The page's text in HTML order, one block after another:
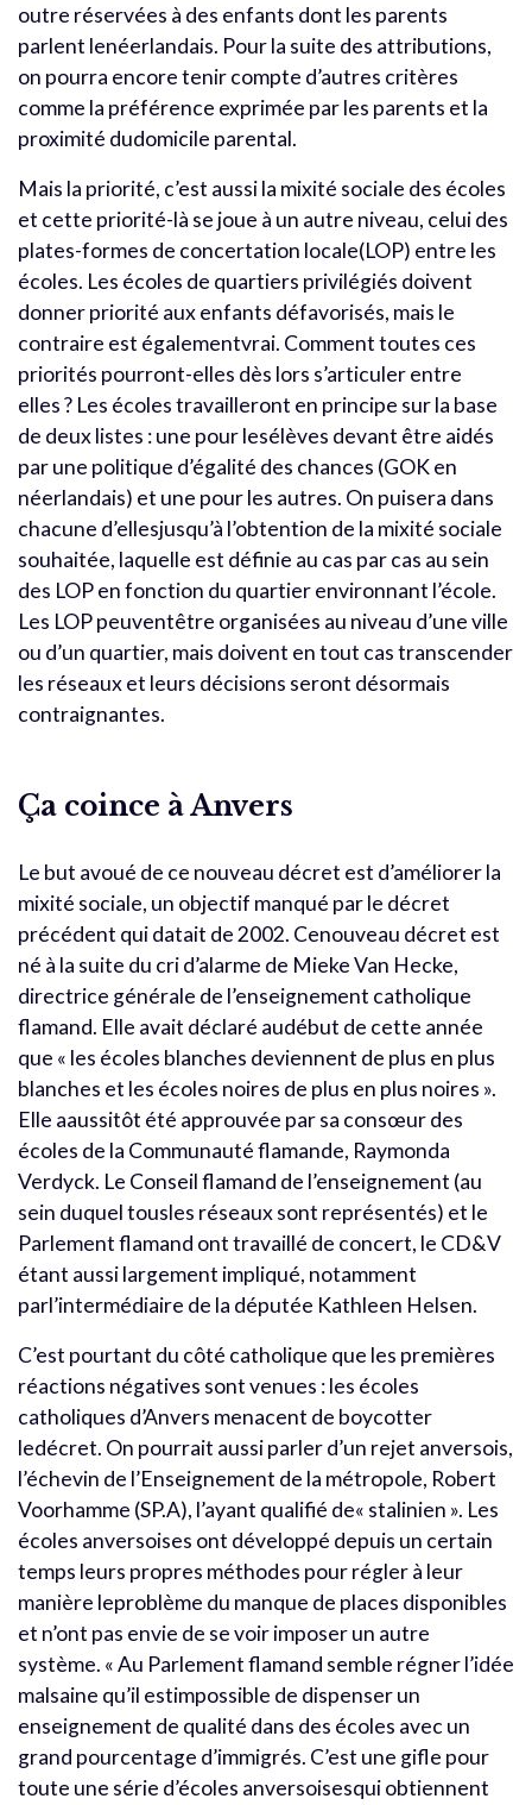
outre réservées à des enfants dont les parents
parlent lenéerlandais. Pour la suite des attributions,
on pourra encore tenir compte d’autres critères
comme la préférence exprimée par les parents et la
proximité dudomicile parental.
Mais la priorité, c’est aussi la mixité sociale des écoles
et cette priorité-là se joue à un autre niveau, celui des
plates-formes de concertation locale(LOP) entre les
écoles. Les écoles de quartiers privilégiés doivent
donner priorité aux enfants défavorisés, mais le
contraire est égalementvrai. Comment toutes ces
priorités pourront-elles dès lors s’articuler entre
elles ? Les écoles travailleront en principe sur la base
de deux listes : une pour lesélèves devant être aidés
par une politique d’égalité des chances (GOK en
néerlandais) et une pour les autres. On puisera dans
chacune d’ellesjusqu’à l’obtention de la mixité sociale
souhaitée, laquelle est définie au cas par cas au sein
des LOP en fonction du quartier environnant l’école.
Les LOP peuventêtre organisées au niveau d’une ville
ou d’un quartier, mais doivent en tout cas transcender
les réseaux et leurs décisions seront désormais
contraignantes.
Ça coince à Anvers
Le but avoué de ce nouveau décret est d’améliorer la
mixité sociale, un objectif manqué par le décret
précédent qui datait de 2002. Cenouveau décret est
né à la suite du cri d’alarme de Mieke Van Hecke,
directrice générale de l’enseignement catholique
flamand. Elle avait déclaré audébut de cette année
que « les écoles blanches deviennent de plus en plus
blanches et les écoles noires de plus en plus noires ».
Elle aaussitôt été approuvée par sa consœur des
écoles de la Communauté flamande, Raymonda
Verdyck. Le Conseil flamand de l’enseignement (au
sein duquel tousles réseaux sont représentés) et le
Parlement flamand ont travaillé de concert, le CD&V
étant aussi largement impliqué, notamment
parl’intermédiaire de la députée Kathleen Helsen.
C’est pourtant du côté catholique que les premières
réactions négatives sont venues : les écoles
catholiques d’Anvers menacent de boycotter
ledécret. On pourrait aussi parler d’un rejet anversois,
l’échevin de l’Enseignement de la métropole, Robert
Voorhamme (SP.A), l’ayant qualifié de« stalinien ». Les
écoles anversoises ont développé depuis un certain
temps leurs propres méthodes pour régler à leur
manière leproblème du manque de places disponibles
et n’ont pas envie de se voir imposer un autre
système. « Au Parlement flamand semble régner l’idée
malsaine qu’il estimpossible de dispenser un
enseignement de qualité dans des écoles avec un
grand pourcentage d’immigrés. C’est une gifle pour
toute une série d’écoles anversoisesqui obtiennent